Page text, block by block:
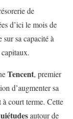
de
d’ici le mois de
sa capacité à
Tencent, premier
d’augmenter sa
court terme. Cette
autour de